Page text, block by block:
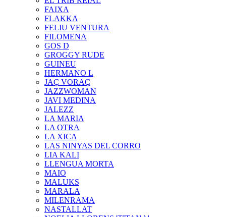
FAIXA
FLAKKA
FELIU VENTURA
FILOMENA
GOS D
GROGGY RUDE
GUINEU
HERMANO L
JAÇ VORAÇ
JAZZWOMAN
JAVI MEDINA
JALEZZ
LA MARIA
LA OTRA
LA XICA
LAS NINYAS DEL CORRO
LIA KALI
LLENGUA MORTA
MAIO
MALUKS
MARALA
MILENRAMA
NASTALLAT